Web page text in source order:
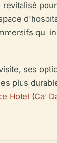
qui
ses
plus
Hotel (Ca’